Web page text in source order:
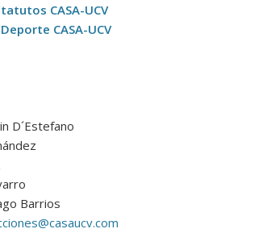
CASA-UCV
CASA-UCV
D´Estefano
Barrios